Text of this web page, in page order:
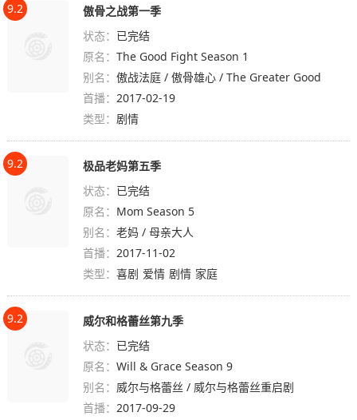
9.2
傲骨之战第一季
状态： 已完结
原名：The Good Fight Season 1
别名：傲战法庭 / 傲骨雄心 / The Greater Good
首播：2017-02-19
类型：剧情
9.2
极品老妈第五季
状态： 已完结
原名： Mom Season 5
别名：老妈 / 母亲大人
首播：2017-11-02
类型：喜剧 爱情 剧情 家庭
9.2
威尔和格蕾丝第九季
状态： 已完结
原名：Will & Grace Season 9
别名： 威尔与格蕾丝 / 威尔与格蕾丝重启剧
首播：2017-09-29